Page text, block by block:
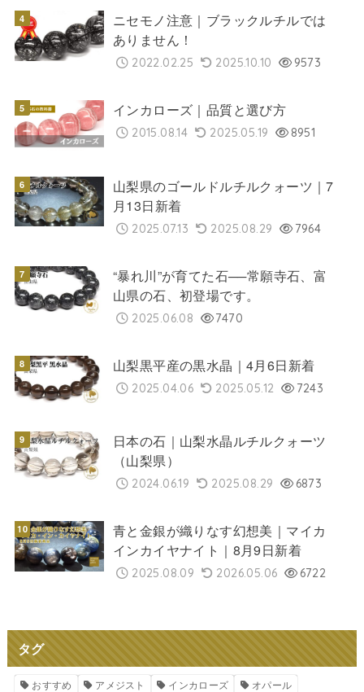
ニセモノ注意｜ブラックルチルでは
ありません！
2022.02.25 2025.10.10 9573
インカローズ｜品質と選び方
2015.08.14 2025.05.19 8951
山梨県のゴールドルチルクォーツ｜7
月13日新着
2025.07.13 2025.08.29 7964
“暴れ川”が育てた石──常願寺石、富
山県の石、初登場です。
2025.06.08 7470
山梨黒平産の黒水晶｜4月6日新着
2025.04.06 2025.05.12 7243
日本の石｜山梨水晶ルチルクォーツ
（山梨県）
2024.06.19 2025.08.29 6873
青と金銀が織りなす幻想美｜マイカ
インカイヤナイト｜8月9日新着
2025.08.09 2026.05.06 6722
タグ
おすすめ アメジスト インカローズ
オパール